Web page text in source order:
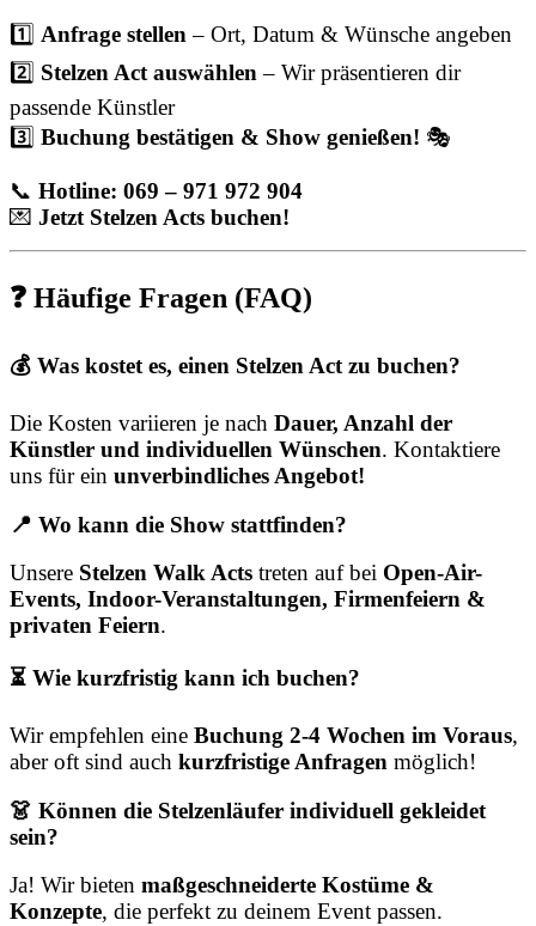
1️⃣ Anfrage stellen– Ort, Datum & Wünsche angeben
2️⃣ Stelzen Act auswählen– Wir präsentieren dir
passende Künstler
3️⃣ Buchung bestätigen & Show genießen! 🎭
📞 Hotline: 069 – 971 972 904
💌 Jetzt Stelzen Acts buchen!
❓ Häufige Fragen (FAQ)
💰 Was kostet es, einen Stelzen Act zu buchen?
Die Kosten variieren je nach Dauer, Anzahl der
Künstler und individuellen Wünschen. Kontaktiere
uns für ein unverbindliches Angebot!
📍 Wo kann die Show stattfinden?
Unsere Stelzen Walk Acts treten auf bei Open-Air-
Events, Indoor-Veranstaltungen, Firmenfeiern &
privaten Feiern.
⏳ Wie kurzfristig kann ich buchen?
Wir empfehlen eine Buchung 2-4 Wochen im Voraus,
aber oft sind auch kurzfristige Anfragen möglich!
👗 Können die Stelzenläufer individuell gekleidet
sein?
Ja! Wir bieten maßgeschneiderte Kostüme &
Konzepte, die perfekt zu deinem Event passen.